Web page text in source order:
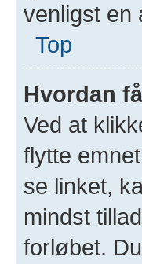
venligst en
Top
Hvordan
Ved at
flytte
se linket,
mindst
forløbet.